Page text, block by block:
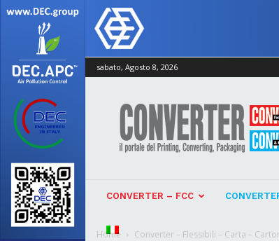
sabato, Agosto 8, 2026
Converter
CONVERTER – FCC
Home Converter – Flessibili – Carta –